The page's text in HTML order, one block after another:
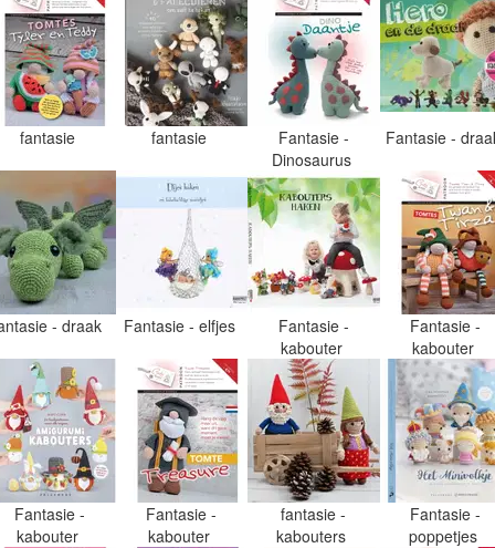
fantasie fantasie
Fantasie -
Dinosaurus
Fantasie -
- draak Fantasie - elfjes
Fantasie -
kabouter
Fantasie -
kabouter
Fantasie -
kabouter
Fantasie -
kabouter
fantasie -
kabouters
Fantasie -
poppetjes